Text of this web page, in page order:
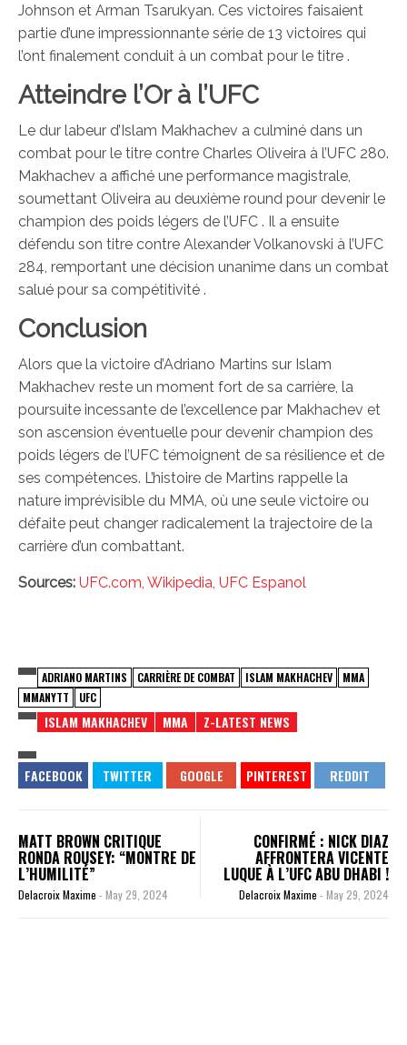
Johnson et Arman Tsarukyan. Ces victoires faisaient
partie d’une impressionnante série de 13 victoires qui
l’ont finalement conduit à un combat pour le titre .
Atteindre l’Or à l’UFC
Le dur labeur d’Islam Makhachev a culminé dans un
combat pour le titre contre Charles Oliveira à l’UFC 280.
Makhachev a affiché une performance magistrale,
soumettant Oliveira au deuxième round pour devenir le
champion des poids légers de l’UFC . Il a ensuite
défendu son titre contre Alexander Volkanovski à l’UFC
284, remportant une décision unanime dans un combat
salué pour sa compétitivité .
Conclusion
Alors que la victoire d’Adriano Martins sur Islam
Makhachev reste un moment fort de sa carrière, la
poursuite incessante de l’excellence par Makhachev et
son ascension éventuelle pour devenir champion des
poids légers de l’UFC témoignent de sa résilience et de
ses compétences. L’histoire de Martins rappelle la
nature imprévisible du MMA, où une seule victoire ou
défaite peut changer radicalement la trajectoire de la
carrière d’un combattant.
Sources: UFC.com, Wikipedia, UFC Espanol
ADRIANO MARTINS CARRIÈRE DE COMBAT ISLAM MAKHACHEV
MMA
MMANYTT
UFC
ISLAM MAKHACHEV MMA Z-LATEST NEWS
MATT BROWN CRITIQUE
RONDA ROUSEY: “MONTRE DE
L’HUMILITÉ”
Delacroix Maxime - May 29, 2024
CONFIRMÉ : NICK DIAZ
AFFRONTERA VICENTE
LUQUE À L’UFC ABU DHABI !
Delacroix Maxime - May 29, 2024